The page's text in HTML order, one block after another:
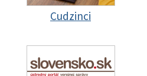
Cudzinci